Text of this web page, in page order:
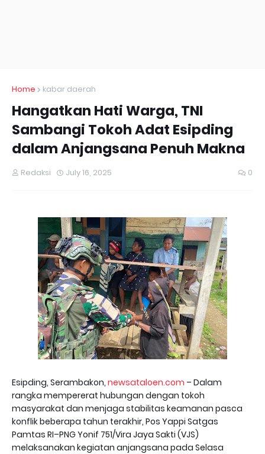
Home kabar daerah
Hangatkan Hati Warga, TNI
Sambangi Tokoh Adat Esipding
dalam Anjangsana Penuh Makna
Redaksi July 16, 2025 0
Esipding, Serambakon, newsataloen.com – Dalam
rangka mempererat hubungan dengan tokoh
masyarakat dan menjaga stabilitas keamanan pasca
konflik beberapa tahun terakhir, Pos Yappi Satgas
Pamtas RI–PNG Yonif 751/Vira Jaya Sakti (VJS)
melaksanakan kegiatan anjangsana pada Selasa